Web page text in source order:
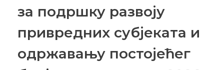
за подршку развоју
привредних субјеката и
одржавању постојећег